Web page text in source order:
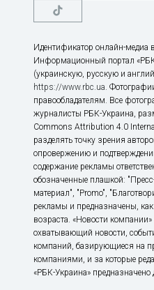
Идентификатор онлайн-медиа
Информационный портал
(украинскую, русскую и
https://www.rbc.ua.
правообладателям. Все
журналисты РБК-Украина,
Commons Attribution 4.0
разделять точку зрения
опровержению и
содержание рекламы
обозначенные плашкой:
материал", "Promo",
рекламы и предназначены,
возраста. «Новости
охватывающий новости,
компаний, базирующиеся на
компаниями, и за которые
«РБК-Украина» предназначено